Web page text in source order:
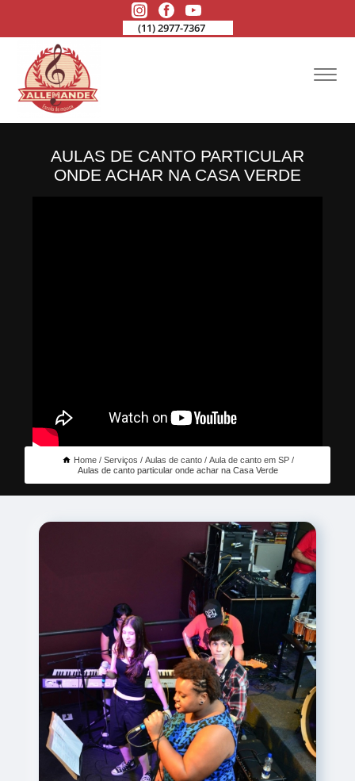
(11) 2977-7367
AULAS DE CANTO PARTICULAR
ONDE ACHAR NA CASA VERDE
Home Serviços Aulas de canto
Aula de canto em SP
Aulas de canto particular onde achar na Casa Verde